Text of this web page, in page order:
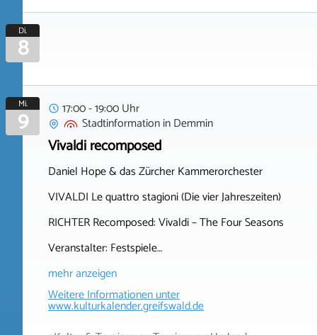
Di.
8
Mi.
9
17:00 - 19:00 Uhr
StadtinformationinDemmin
Vivaldi recomposed
Daniel Hope & das Zürcher Kammerorchester
VIVALDI Le quattro stagioni (Die vier Jahreszeiten)
RICHTER Recomposed: Vivaldi – The Four Seasons
Veranstalter: Festspiele…
mehr anzeigen
Weitere Informationen unter
www.kulturkalender.greifswald.de